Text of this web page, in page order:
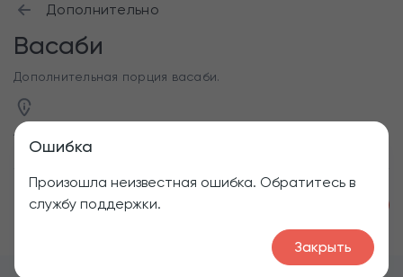
Ошибка
Произошла неизвестная ошибка. Обратитесь в
службу поддержки.
Закрыть
Дополнительно
Васаби
Дополнительная порция васаби.
10 г
1
Васаби